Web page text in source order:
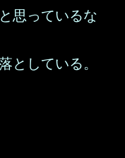
思っているな
としている。